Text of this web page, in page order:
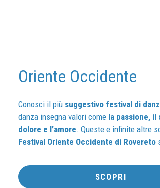
Oriente Occidente
Conosci il più suggestivo festival di
danza insegna valori come la passione,
dolore e l’amore. Queste e infinite altre
Festival Oriente Occidente di Rovereto
SCOPRI